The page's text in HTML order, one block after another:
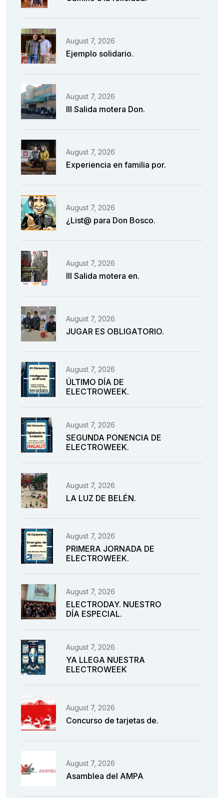
August 7, 2026
Ejemplo solidario.
August 7, 2026
III Salida motera Don.
August 7, 2026
Experiencia en familia por.
August 7, 2026
¿List@ para Don Bosco.
August 7, 2026
III Salida motera en.
August 7, 2026
JUGAR ES OBLIGATORIO.
August 7, 2026
ÚLTIMO DÍA DE
ELECTROWEEK.
August 7, 2026
SEGUNDA PONENCIA DE
ELECTROWEEK.
August 7, 2026
LA LUZ DE BELÉN.
August 7, 2026
PRIMERA JORNADA DE
ELECTROWEEK.
August 7, 2026
ELECTRODAY. NUESTRO
DÍA ESPECIAL.
August 7, 2026
YA LLEGA NUESTRA
ELECTROWEEK
August 7, 2026
Concurso de tarjetas de.
August 7, 2026
Asamblea del AMPA